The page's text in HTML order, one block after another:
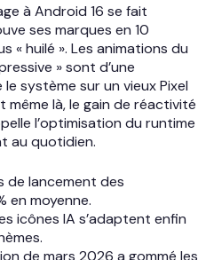
à Android 16 se fait
ses marques en 10
« huilé ». Les animations du
» sont d’une
système sur un vieux Pixel
là, le gain de réactivité
l’optimisation du runtime
au quotidien.
de lancement des
en moyenne.
icônes IA s’adaptent enfin
de mars 2026 a gommé les